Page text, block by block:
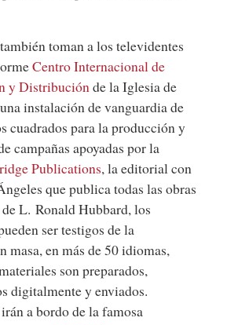
toman a los televidentes
Centro Internacional de
y Distribución de la Iglesia de
instalación de vanguardia de
cuadrados para la producción y
campañas apoyadas por la
Publications, la editorial con
que publica todas las obras
L. Ronald Hubbard, los
ser testigos de la
masa, en más de 50 idiomas,
son preparados,
digitalmente y enviados.
a bordo de la famosa